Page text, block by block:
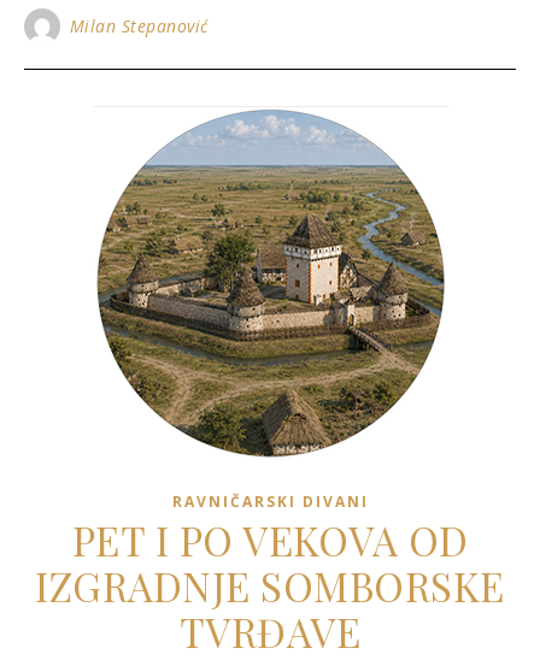
Milan Stepanović
RAVNIČARSKI DIVANI
PET I PO VEKOVA OD
IZGRADNJE SOMBORSKE
TVRĐAVE